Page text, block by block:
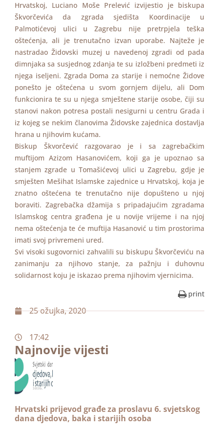
Hrvatskoj, Luciano Moše Prelević izvijestio je biskupa
Škvorčevića da zgrada sjedišta Koordinacije u
Palmotićevoj ulici u Zagrebu nije pretrpjela teška
oštećenja, ali je trenutačno izvan uporabe. Najteže je
nastradao Židovski muzej u navedenoj zgradi od pada
dimnjaka sa susjednog zdanja te su izložbeni predmeti iz
njega iseljeni. Zgrada Doma za starije i nemoćne Židove
ponešto je oštećena u svom gornjem dijelu, ali Dom
funkcionira te su u njega smještene starije osobe, čiji su
stanovi nakon potresa postali nesigurni u centru Grada i
iz kojeg se nekim članovima Židovske zajednica dostavlja
hrana u njihovim kućama.
Biskup Škvorčević razgovarao je i sa zagrebačkim
muftijom Azizom Hasanovićem, koji ga je upoznao sa
stanjem zgrade u Tomašićevoj ulici u Zagrebu, gdje je
smješten Mešihat Islamske zajednice u Hrvatskoj, koja je
znatno oštećena te trenutačno nije dopušteno u njoj
boraviti. Zagrebačka džamija s pripadajućim zgradama
Islamskog centra građena je u novije vrijeme i na njoj
nema oštećenja te će muftija Hasanović u tim prostorima
imati svoj privremeni ured.
Svi visoki sugovornici zahvalili su biskupu Škvorčeviću na
zanimanju za njihovo stanje, za pažnju i duhovnu
solidarnost koju je iskazao prema njihovim vjernicima.
print
25 ožujka, 2020
17:42
Najnovije vijesti
Hrvatski prijevod građe za proslavu 6. svjetskog
dana djedova, baka i starijih osoba